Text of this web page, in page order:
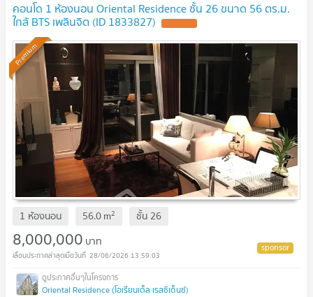
คอนโด 1 ห้องนอน Oriental Residence ชั้น 26 ขนาด 56 ตร.ม.
ใกล้ BTS เพลินจิต (ID 1833827)
Premium
1 ห้องนอน 56.0m2 ชั้น 26
8,000,000 บาท
28/06/2026 13:59:03
Oriental Residence (โอเรียนเต็ล เรสซิเด็นซ์)